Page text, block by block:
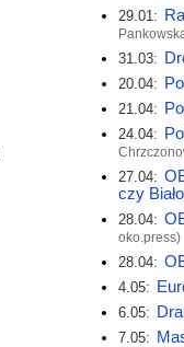
29.01:
31.03:
20.04:
21.04:
24.04:
27.04:
czy
28.04:
oko.press)
28.04:
4.05:
6.05:
7.05: